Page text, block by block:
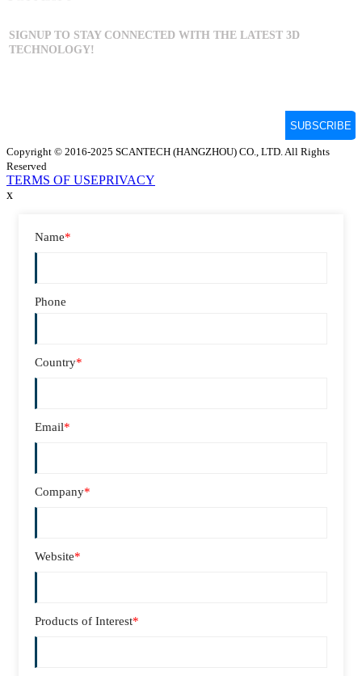
Copyright © 2016-2025 SCANTECH (HANGZHOU) CO., LTD. All Rights
Reserved
TERMS OF USEPRIVACY
x
Name*
Phone
Country*
Email*
Company*
Website*
Products of Interest*